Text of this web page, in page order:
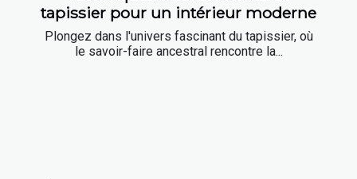
tapissier pour un intérieur moderne
Plongez dans l'univers fascinant du tapissier, où
le savoir-faire ancestral rencontre la...